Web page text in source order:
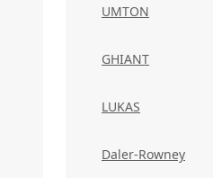
UMTON
GHIANT
LUKAS
Daler-Rowney